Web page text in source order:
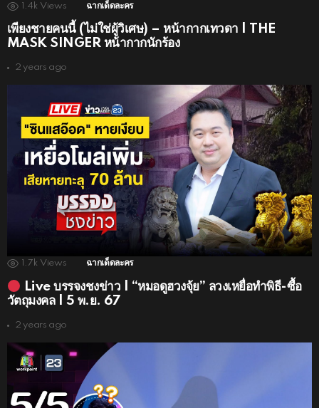
1.4k Views ฉากเด็ดละคร
เพียงชายคนนี้ (ไม่ใช่ผู้วิเศษ) – หน้ากากเทวดา | THE
MASK SINGER หน้ากากนักร้อง
2 years ago
1.7k Views ฉากเด็ดละคร
Live บรรจงชงข่าว | “หมอดูฮวงจุ้ย” ลวงเหยื่อทำพิธี-ซื้อ
วัตถุมงคล | 5 พ.ย. 67
2 years ago